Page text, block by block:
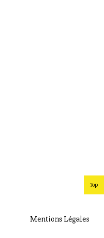
Mentions Légales
Top